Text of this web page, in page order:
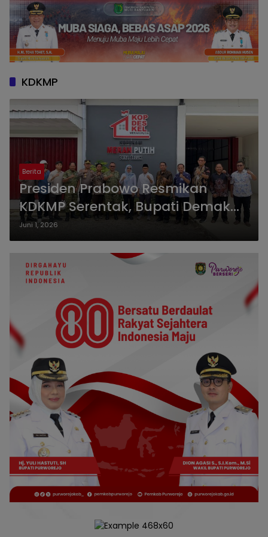
KDKMP
Berita
Presiden Prabowo Resmikan
KDKMP Serentak, Bupati Demak
Targetkan 249 Koperasi Desa
Beroperasi
Juni 1, 2026